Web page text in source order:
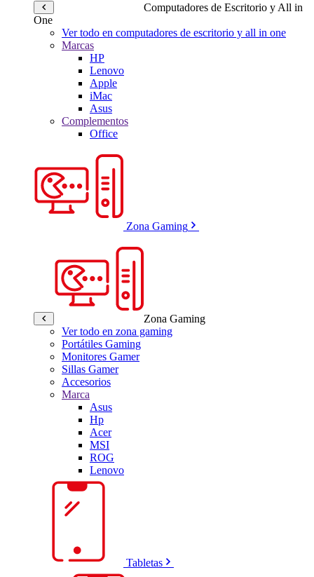
Computadores de Escritorio y All in
One
Ver todo en computadores de escritorio y all in one
Marcas
HP
Lenovo
Apple
iMac
Asus
Complementos
Office
Zona Gaming
Zona Gaming
Ver todo en zona gaming
Portátiles Gaming
Monitores Gamer
Sillas Gamer
Accesorios
Marca
Asus
Hp
Acer
MSI
ROG
Lenovo
Tabletas